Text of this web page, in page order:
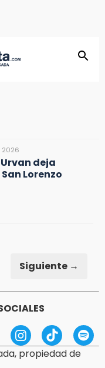
2026
deja
Lorenzo
Siguiente →
propiedad de